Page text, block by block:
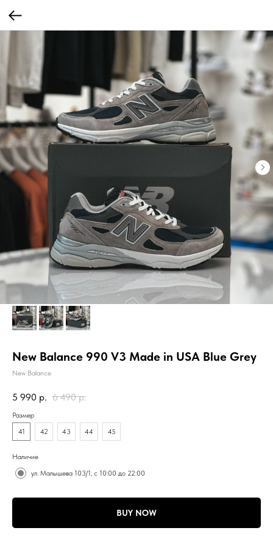
New Balance 990 V3 Made in USA Blue Grey
New Balance
5 990 р. 6 490 р.
Размер
41
42 43 44 45
Наличие
ул. Малышева 103/1, с 10:00 до 22:00
BUY NOW